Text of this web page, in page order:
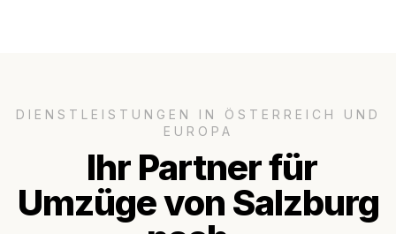
DIENSTLEISTUNGEN IN ÖSTERREICH UND
EUROPA
Ihr Partner für
Umzüge von Salzburg